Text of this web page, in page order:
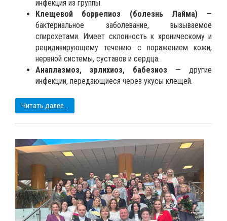
инфекция из группы.
Клещевой боррелиоз (болезнь Лайма)—
бактериальное заболевание, вызываемое
спирохетами. Имеет склонность к хроническому и
рецидивирующему течению с поражением кожи,
нервной системы, суставов и сердца.
Анаплазмоз, эрлихиоз, бабезиоз — другие
инфекции, передающиеся через укусы клещей.
Читать далее...